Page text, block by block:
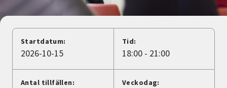
Nyheter
Avdelningar
Lyssna
Startdatum:
2026-10-15
Tid:
18:00 - 21:00
Antal tillfällen: Veckodag: